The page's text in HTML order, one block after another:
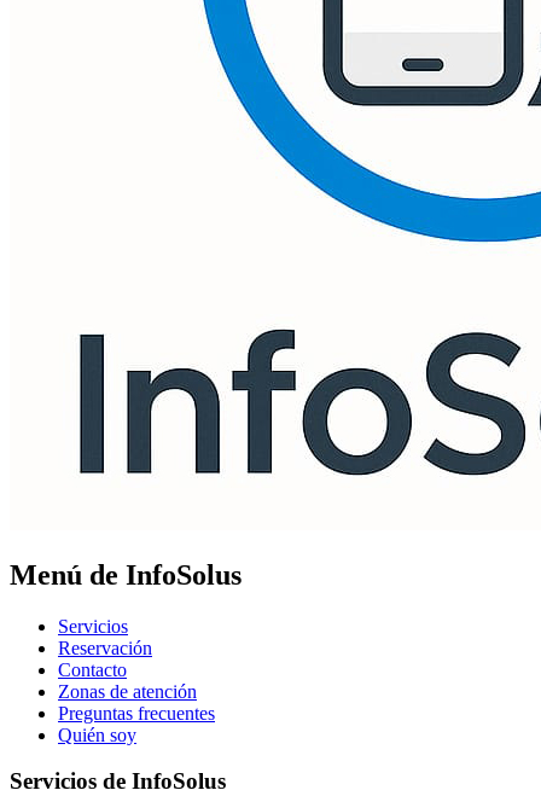
Menú de InfoSolus
Servicios
Reservación
Contacto
Zonas de atención
Preguntas frecuentes
Quién soy
Servicios de InfoSolus